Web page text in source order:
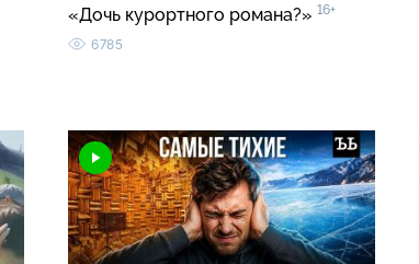
«Дочь курортного романа?» 16+
6785